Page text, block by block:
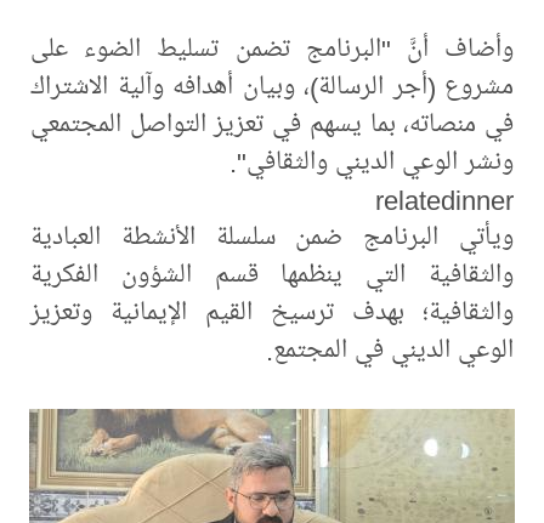
وأضاف أنَّ "البرنامج تضمن تسليط الضوء على
مشروع (أجر الرسالة)، وبيان أهدافه وآلية الاشتراك
في منصاته، بما يسهم في تعزيز التواصل المجتمعي
ونشر الوعي الديني والثقافي".
relatedinner
ويأتي البرنامج ضمن سلسلة الأنشطة العبادية
والثقافية التي ينظمها قسم الشؤون الفكرية
والثقافية؛ بهدف ترسيخ القيم الإيمانية وتعزيز
الوعي الديني في المجتمع.